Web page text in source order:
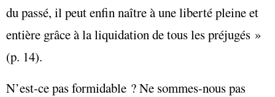
du passé, il peut enfin naître à une liberté pleine et
entière grâce à la liquidation de tous les préjugés »
(p. 14).
N’est-ce pas formidable ? Ne sommes-nous pas